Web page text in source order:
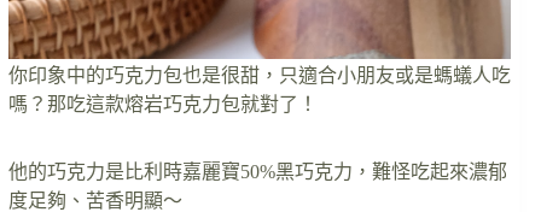
你印象中的巧克力包也是很甜，只適合小朋友或是螞蟻人吃
嗎？那吃這款熔岩巧克力包就對了！
他的巧克力是比利時嘉麗寶50%黑巧克力，難怪吃起來濃郁
度足夠、苦香明顯～